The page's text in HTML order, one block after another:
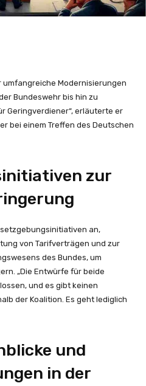
umfangreiche Modernisierungen
Bundeswehr bis hin zu
Geringverdiener“, erläuterte er
bei einem Treffen des Deutschen
zur
an,
von Tarifverträgen und zur
des Bundes, um
„Die Entwürfe für beide
und es gibt keinen
der Koalition. Es geht lediglich
und
in der